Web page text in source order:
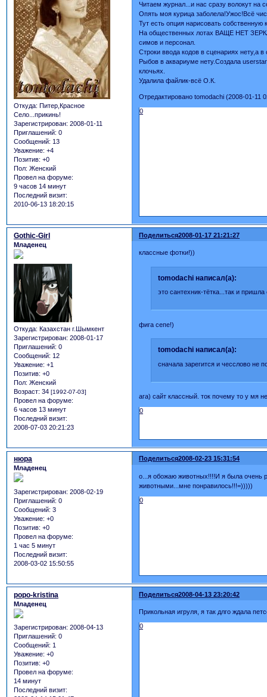
Откуда: Питер,Красное
Село...прикинь!
Зарегистрирован: 2008-01-11
Приглашений: 0
Сообщений: 13
Уважение: +4
Позитив: +0
Пол: Женский
Провел на форуме:
9 часов 14 минут
Последний визит:
2010-06-13 18:20:15
Читаем журнал...и нас сразу волокут на
Опять моя курица заболела!Ужос!Всё
Тут есть опция нарисовать собственную
На общественных лотах ВАЩЕ НЕТ
симов и персонал.
Строки ввода кодов в сценариях нету,а
Рыбов в аквариуме нету.Создала
клочьях.
Удалила файлик-всё О.К.
Отредактировано tomodachi (2008-01-11
0
Поделиться2008-01-17 21:21:27
Gothic-Girl
Младенец
Откуда: Казахстан г.Шымкент
Зарегистрирован: 2008-01-17
Приглашений: 0
Сообщений: 12
Уважение: +1
Позитив: +0
Пол: Женский
Возраст: 34 [1992-07-03]
Провел на форуме:
6 часов 13 минут
Последний визит:
2008-07-03 20:21:23
классные фотки!))
tomodachi написал(а):
это сантехник-тётка...так и
фига сепе!)
tomodachi написал(а):
сначала зарегится и чесслово не
ага) сайт классный. ток почему то у мя
0
Поделиться2008-02-23 15:31:54
нюра
Младенец
Зарегистрирован: 2008-02-19
Приглашений: 0
Сообщений: 3
Уважение: +0
Позитив: +0
Провел на форуме:
1 час 5 минут
Последний визит:
2008-03-02 15:50:55
о...я обожаю животных!!!!И я была очень
животными...мне понравилось!!!=)))))
0
Поделиться2008-04-13 23:20:42
popo-kristina
Младенец
Зарегистрирован: 2008-04-13
Приглашений: 0
Сообщений: 1
Уважение: +0
Позитив: +0
Провел на форуме:
14 минут
Последний визит:
Прикольная игруля, я так длго ждала
0